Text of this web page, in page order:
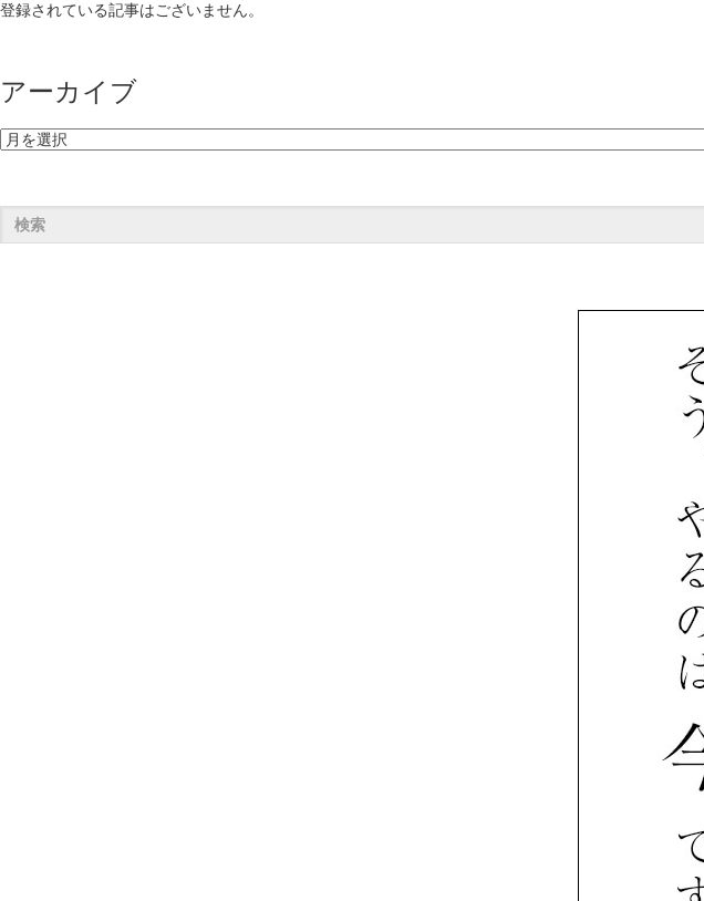
登録されている記事はございません。
アーカイブ
ア
イ